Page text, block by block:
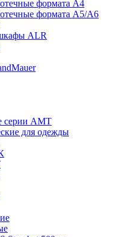
формата А4
формата А5/А6
ALR
AMT
для одежды